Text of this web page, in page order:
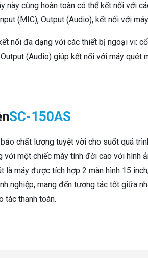
này cũng hoàn toàn có thể kết nối với
(MIC), Output (Audio), kết nối với
nối đa dạng với các thiết bị ngoại vi:
(Audio) giúp kết nối với máy quét
SC-150AS
chất lượng tuyệt vời cho suốt quá
một chiếc máy tính đời cao với hình
là máy được tích hợp 2 màn hình 15
nghiệp, mang đến tương tác tốt giữa
tác thanh toán.